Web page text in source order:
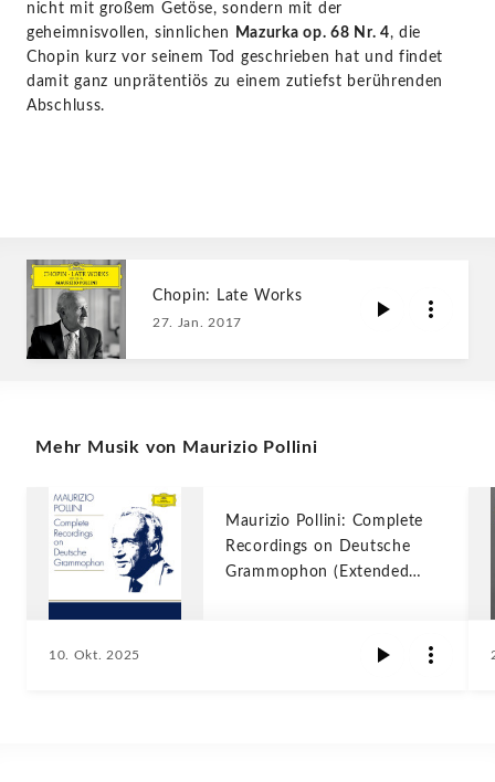
nicht mit großem Getöse, sondern mit der
geheimnisvollen, sinnlichen
Mazurka op. 68 Nr. 4, die
Chopin kurz vor seinem Tod geschrieben hat und findet
damit ganz unprätentiös zu einem zutiefst berührenden
Abschluss.
Chopin: Late Works
27. Jan. 2017
Mehr Musik von Maurizio Pollini
Maurizio Pollini: Complete
Recordings on Deutsche
Grammophon (Extended
10. Okt. 2025